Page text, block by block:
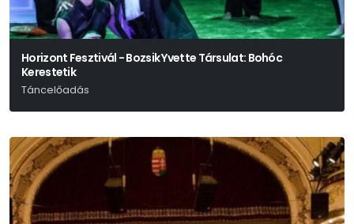
Horizont Fesztivál - Bozsik Yvette Társulat: Bohóc
Kerestetik
Táncelőadás